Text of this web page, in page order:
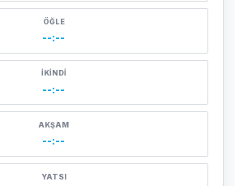
ÖĞLE
--:--
İKINDI
--:--
AKŞAM
--:--
YATSI